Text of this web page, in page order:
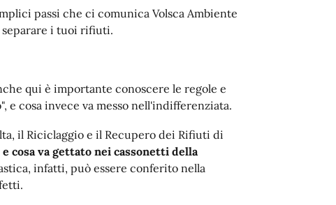
passi che ci comunica Volsca Ambiente
separare i tuoi rifiuti.
qui è importante conoscere le regole e
e cosa invece va messo nell'indifferenziata.
il Riciclaggio e il Recupero dei Rifiuti di
e cosa va gettato nei cassonetti della
infatti, può essere conferito nella